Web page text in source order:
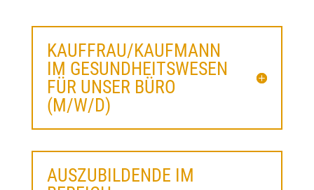
KAUFFRAU/KAUFMANN
IM GESUNDHEITSWESEN
FÜR UNSER BÜRO
(M/W/D)
AUSZUBILDENDE IM